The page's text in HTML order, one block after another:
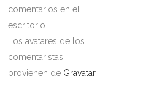
comentarios en el
escritorio.
Los avatares de los
comentaristas
provienen de Gravatar.